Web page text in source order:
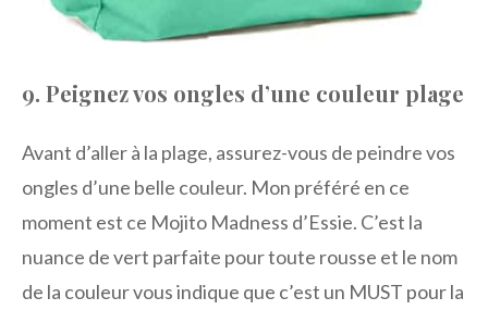
9. Peignez vos ongles d’une couleur plage
Avant d’aller à la plage, assurez-vous de peindre vos
ongles d’une belle couleur. Mon préféré en ce
moment est ce Mojito Madness d’Essie. C’est la
nuance de vert parfaite pour toute rousse et le nom
de la couleur vous indique que c’est un MUST pour la